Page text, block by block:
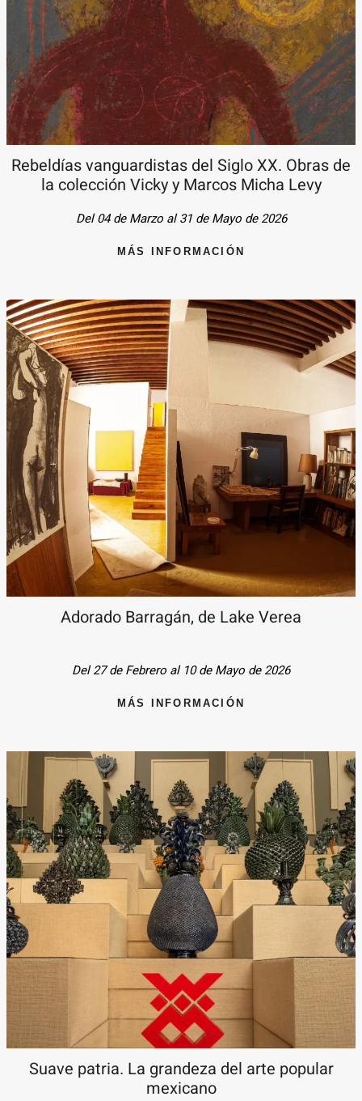
Rebeldías vanguardistas del Siglo XX. Obras de
la colección Vicky y Marcos Micha Levy
Del 04 de Marzo al 31 de Mayo de 2026
MÁS INFORMACIÓN
Adorado Barragán, de Lake Verea
Del 27 de Febrero al 10 de Mayo de 2026
MÁS INFORMACIÓN
Suave patria. La grandeza del arte popular
mexicano